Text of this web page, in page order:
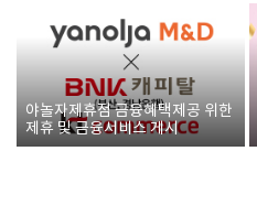
야놀자제휴점 금융혜택제공 위한
제휴 및 금융서비스 게시